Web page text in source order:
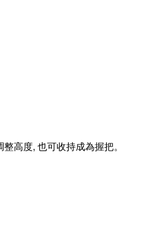
高度, 也可收持成為握把。